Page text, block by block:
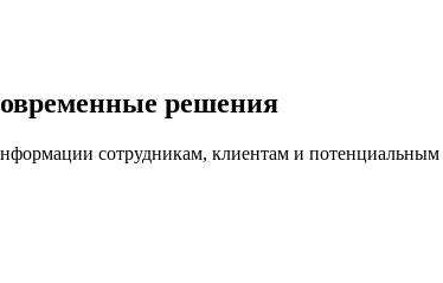
решения
сотрудникам, клиентам и